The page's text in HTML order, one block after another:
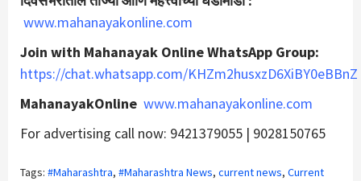
www.mahanayakonline.com
Join with Mahanayak Online WhatsApp Group:
https://chat.whatsapp.com/KHZm2husxzD6XiBY0eBBnZ
MahanayakOnline www.mahanayakonline.com
For advertising call now: 9421379055 | 9028150765
Tags: #Maharashtra, #Maharashtra News, current news, Current